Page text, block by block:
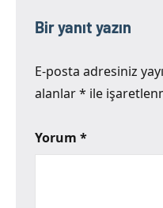
Bir yanıt yazın
E-posta adresiniz
alanlar* ile
Yorum *